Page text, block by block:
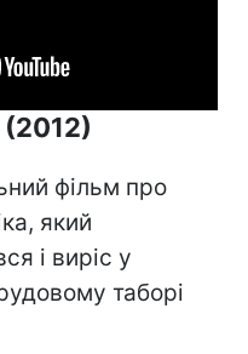
(2012)
фільм про
який
і виріс у
таборі